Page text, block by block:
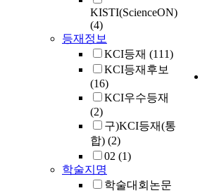
KISTI(ScienceON)
(4)
등재정보
KCI등재 (111)
KCI등재후보
(16)
KCI우수등재
(2)
구)KCI등재(통
합) (2)
02 (1)
학술지명
학술대회논문